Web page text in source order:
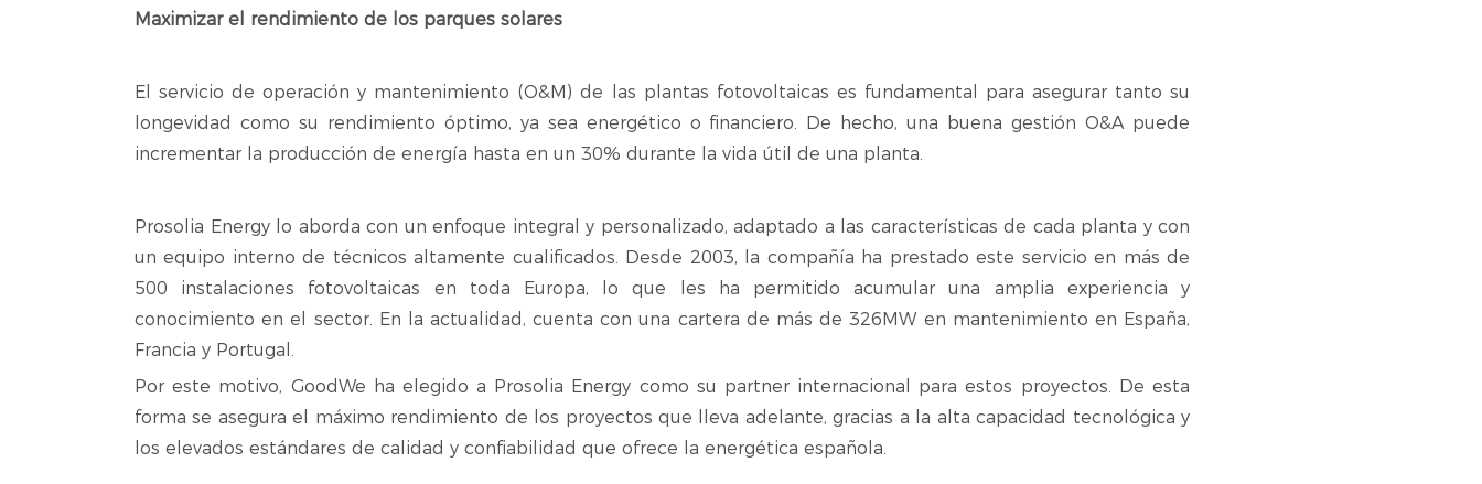
Maximizar el rendimiento de los parques solares
El servicio de operación y mantenimiento (O&M) de las plantas fotovoltaicas es fundamental para asegurar tanto su
longevidad como su rendimiento óptimo, ya sea energético o financiero. De hecho, una buena gestión O&A puede
incrementar la producción de energía hasta en un 30% durante la vida útil de una planta.
Prosolia Energy lo aborda con un enfoque integral y personalizado, adaptado a las características de cada planta y con
un equipo interno de técnicos altamente cualificados. Desde 2003, la compañía ha prestado este servicio en más de
500 instalaciones fotovoltaicas en toda Europa, lo que les ha permitido acumular una amplia experiencia y
conocimiento en el sector. En la actualidad, cuenta con una cartera de más de 326MW en mantenimiento en España,
Francia y Portugal.
Por este motivo, GoodWe ha elegido a Prosolia Energy como su partner internacional para estos proyectos. De esta
forma se asegura el máximo rendimiento de los proyectos que lleva adelante, gracias a la alta capacidad tecnológica y
los elevados estándares de calidad y confiabilidad que ofrece la energética española.